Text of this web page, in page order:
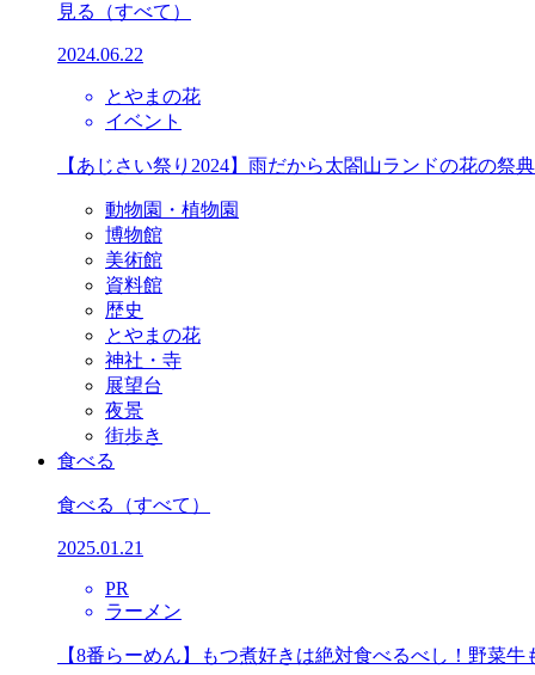
見る （すべて）
2024.06.22
とやまの花
イベント
【あじさい祭り2024】雨だから太閤山ランドの花の祭
動物園・植物園
博物館
美術館
資料館
歴史
とやまの花
神社・寺
展望台
夜景
街歩き
食べる
食べる （すべて）
2025.01.21
PR
ラーメン
【8番らーめん】もつ煮好きは絶対食べるべし！野菜